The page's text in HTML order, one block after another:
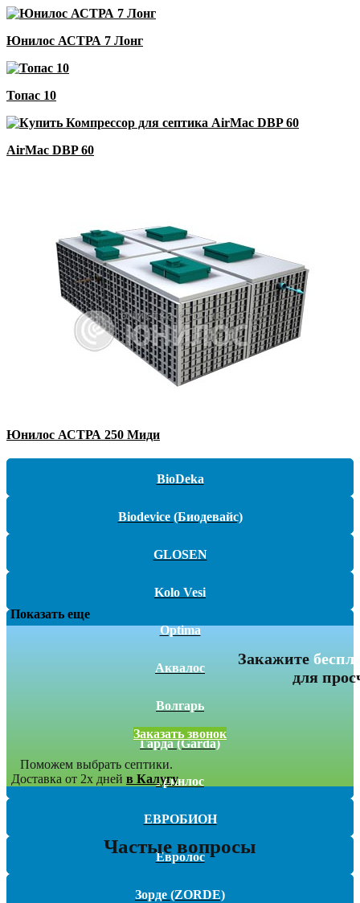
Юнилос АСТРА 7 Лонг
Топас 10
AirMac DBP 60
Юнилос АСТРА 250 Миди
BioDeka
Biodevice (Биодевайс)
GLOSEN
Kolo Vesi
Optima
Аквалос
Волгарь
Гарда (Garda)
Гринлос
ЕВРОБИОН
Евролос
Зорде (ZORDE)
Показать еще
Закажите
для
Заказать звонок
Поможем выбрать септики.
Доставка от 2х дней в Калугу
Частые вопросы